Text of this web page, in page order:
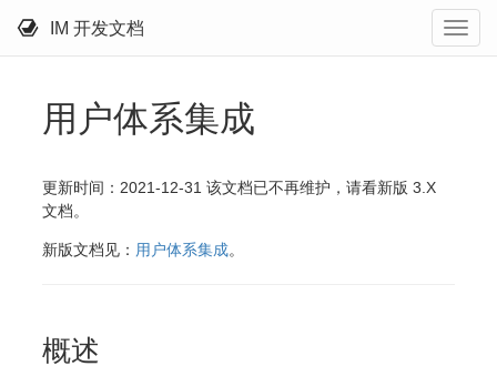
IM 开发文档
用户体系集成
更新时间：2021-12-31 该文档已不再维护，请看新版 3.X
文档。
新版文档见： 用户体系集成。
概述